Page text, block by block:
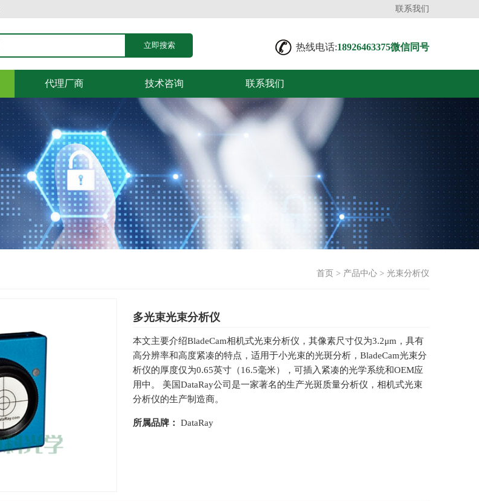
联系我们
热线电话:18926463375微信同号
代理厂商 技术咨询 联系我们
首页 > 产品中心 > 光束分析仪
多光束光束分析仪
本文主要介绍BladeCam相机式光束分析仪，其像素尺寸仅为3.2μm，具有
高分辨率和高度紧凑的特点，适用于小光束的光斑分析，BladeCam光束分
析仪的厚度仅为0.65英寸（16.5毫米），可插入紧凑的光学系统和OEM应
用中。 美国DataRay公司是一家著名的生产光斑质量分析仪，相机式光束
分析仪的生产制造商。
所属品牌： DataRay